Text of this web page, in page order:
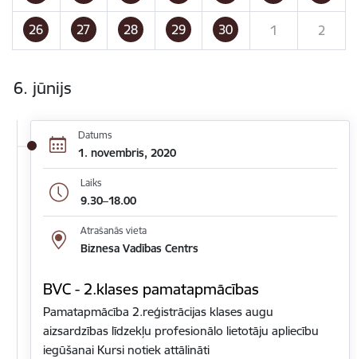
26 27 28 29 30 1 2
6. jūnijs
Datums
1. novembris, 2020
Laiks
9.30–18.00
Atrašanās vieta
Biznesa Vadības Centrs
BVC - 2.klases pamatapmācības
Pamatapmācība 2.reģistrācijas klases augu
aizsardzības līdzekļu profesionālo lietotāju apliecību
iegūšanai Kursi notiek attālināti